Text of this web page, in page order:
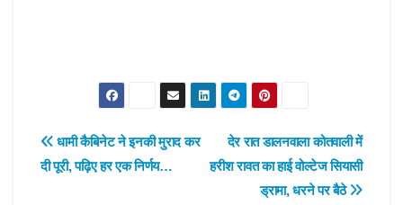
Post
navigation
देर रात डालनवाला कोतवाली में
हरीश रावत का हाई वोल्टेज सियासी
ड्रामा, धरने पर बैठे
धामी कैबिनेट ने इनकी मुराद कर
दी पूरी, पढ़िए हर एक निर्णय…